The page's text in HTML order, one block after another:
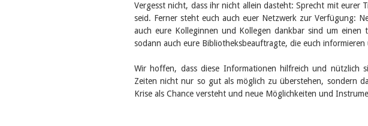
Vergesst nicht, dass ihr nicht allein dasteht: Sprecht mit eurer
seid. Ferner steht euch auch euer Netzwerk zur Verfügung:
auch eure Kolleginnen und Kollegen dankbar sind um einen
sodann auch eure Bibliotheksbeauftragte, die euch
Wir hoffen, dass diese Informationen hilfreich und nützlich
Zeiten nicht nur so gut als möglich zu überstehen, sondern
Krise als Chance versteht und neue Möglichkeiten und